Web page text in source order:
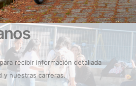
recibir información detallada
y nuestras carreras.